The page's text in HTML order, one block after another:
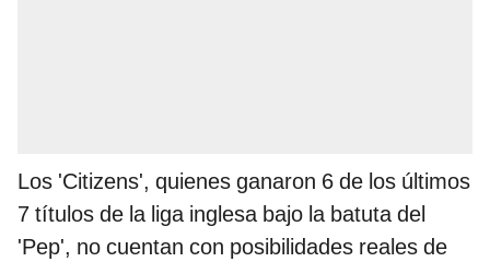
Los 'Citizens', quienes ganaron 6 de los últimos
7 títulos de la liga inglesa bajo la batuta del
'Pep', no cuentan con posibilidades reales de